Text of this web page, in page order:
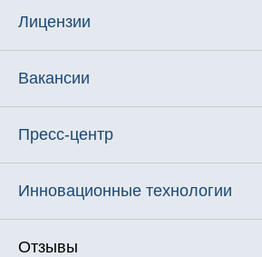
Лицензии
Вакансии
Пресс-центр
Инновационные технологии
Отзывы